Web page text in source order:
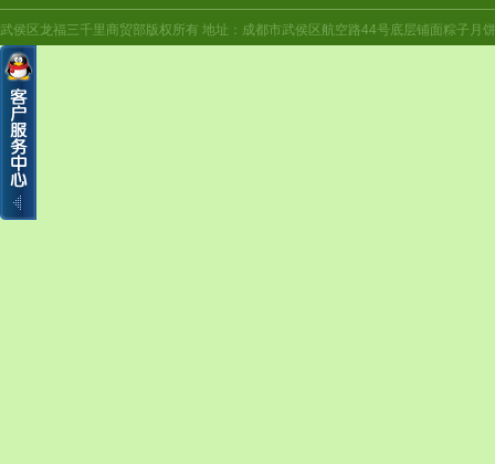
武侯区龙福三千里商贸部版权所有 地址：成都市武侯区航空路44号底层铺面粽子